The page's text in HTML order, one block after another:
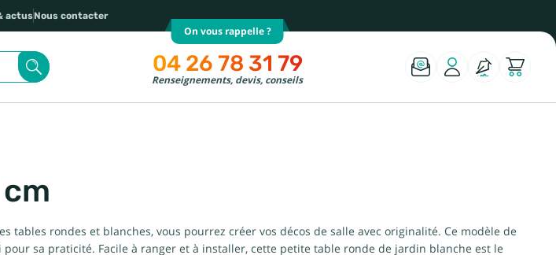
actusNous contacter
On vous rappelle ?
04 26 78 31 79
Renseignements, devis, conseils
tables rondes et blanches, vous pourrez créer vos décos de salle avec originalité. Ce modèle de
sa praticité. Facile à ranger et à installer, cette petite table ronde de jardin blanche est le